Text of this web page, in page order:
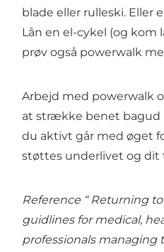
blade eller rulleski. Eller
Lån en el-cykel (og kom
prøv også powerwalk
Arbejd med powerwalk
at strække benet
du aktivt går med øget
støttes underlivet og dit
Reference “ Returning
guidlines for medical,
professionals managing